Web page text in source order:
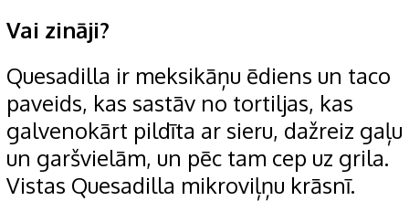
Vai zināji?
Quesadilla ir meksikāņu ēdiens un taco
paveids, kas sastāv no tortiljas, kas
galvenokārt pildīta ar sieru, dažreiz gaļu
un garšvielām, un pēc tam cep uz grila.
Vistas Quesadilla mikroviļņu krāsnī.